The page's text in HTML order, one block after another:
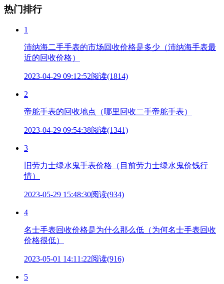
热门排行
1
沛纳海二手手表的市场回收价格是多少（沛纳海手表最
近的回收价格）
2023-04-29 09:12:52阅读(1814)
2
帝舵手表的回收地点（哪里回收二手帝舵手表）
2023-04-29 09:54:38阅读(1341)
3
旧劳力士绿水鬼手表价格（目前劳力士绿水鬼价钱行
情）
2023-05-29 15:48:30阅读(934)
4
名士手表回收价格是为什么那么低（为何名士手表回收
价格很低）
2023-05-01 14:11:22阅读(916)
5